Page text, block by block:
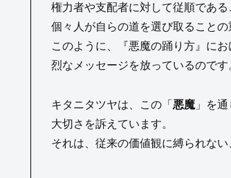
権力者や支配者に対して従順であ
個々人が自らの道を選び取ることの
このように、『悪魔の踊り方』にお
烈なメッセージを放っているのです
キタニタツヤは、この「 悪魔 」を
大切さを訴えています。
それは、従来の価値観に縛られな